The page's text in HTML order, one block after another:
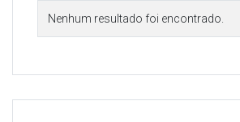
Nenhum resultado foi encontrado.